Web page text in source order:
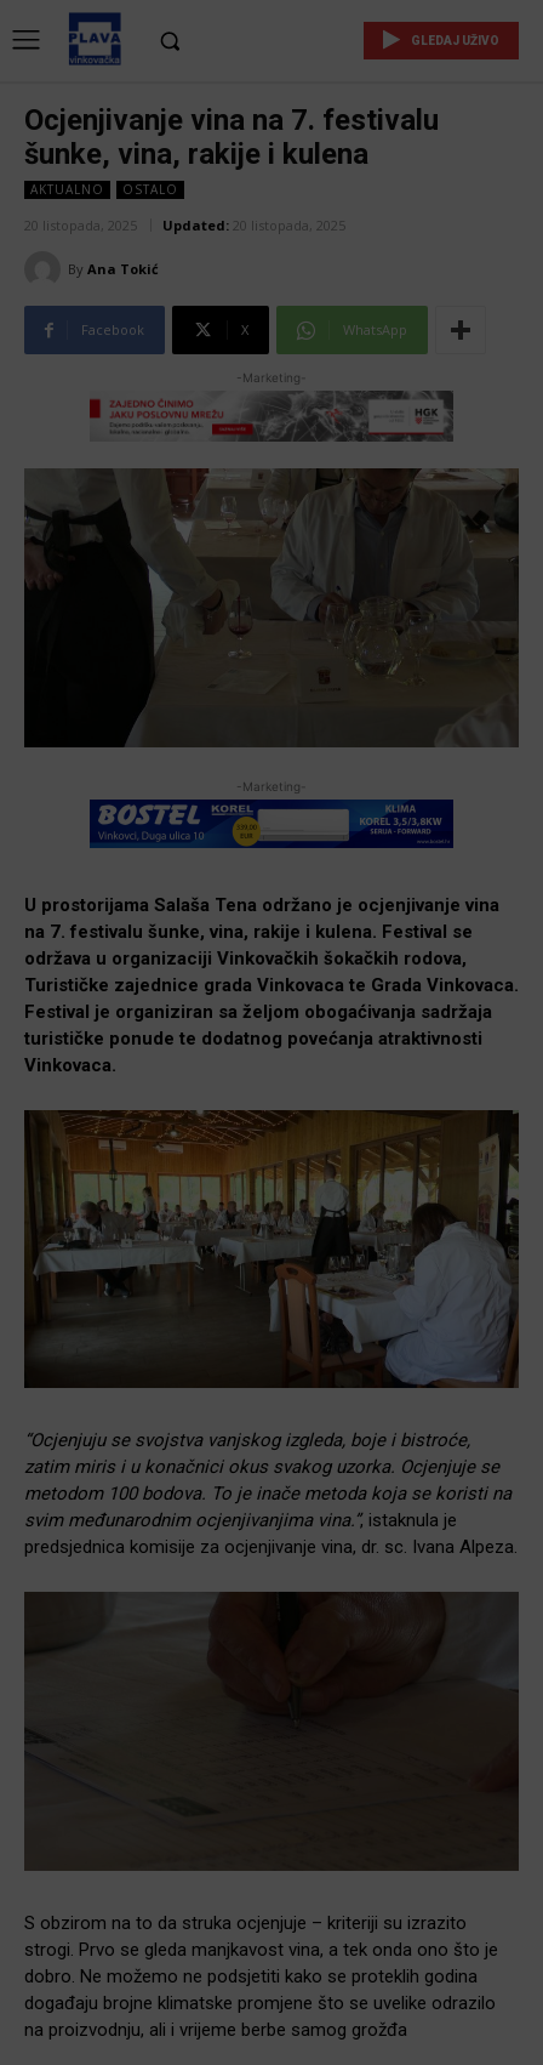
GLEDAJ UŽIVO
Ocjenjivanje vina na 7. festivalu
šunke, vina, rakije i kulena
AKTUALNO OSTALO
20 listopada, 2025 Updated: 20 listopada, 2025
By Ana Tokić
Facebook X WhatsApp
-Marketing-
-Marketing-
U prostorijama Salaša Tena održano je ocjenjivanje vina
na 7. festivalu šunke, vina, rakije i kulena. Festival se
održava u organizaciji Vinkovačkih šokačkih rodova,
Turističke zajednice grada Vinkovaca te Grada Vinkovaca.
Festival je organiziran sa željom obogaćivanja sadržaja
turističke ponude te dodatnog povećanja atraktivnosti
Vinkovaca.
“Ocjenjuju se svojstva vanjskog izgleda, boje i bistroće,
zatim miris i u konačnici okus svakog uzorka. Ocjenjuje se
metodom 100 bodova. To je inače metoda koja se koristi na
svim međunarodnim ocjenjivanjima vina.”, istaknula je
predsjednica komisije za ocjenjivanje vina, dr. sc. Ivana Alpeza.
S obzirom na to da struka ocjenjuje – kriteriji su izrazito
strogi. Prvo se gleda manjkavost vina, a tek onda ono što je
dobro. Ne možemo ne podsjetiti kako se proteklih godina
događaju brojne klimatske promjene što se uvelike odrazilo
na proizvodnju, ali i vrijeme berbe samog grožđa